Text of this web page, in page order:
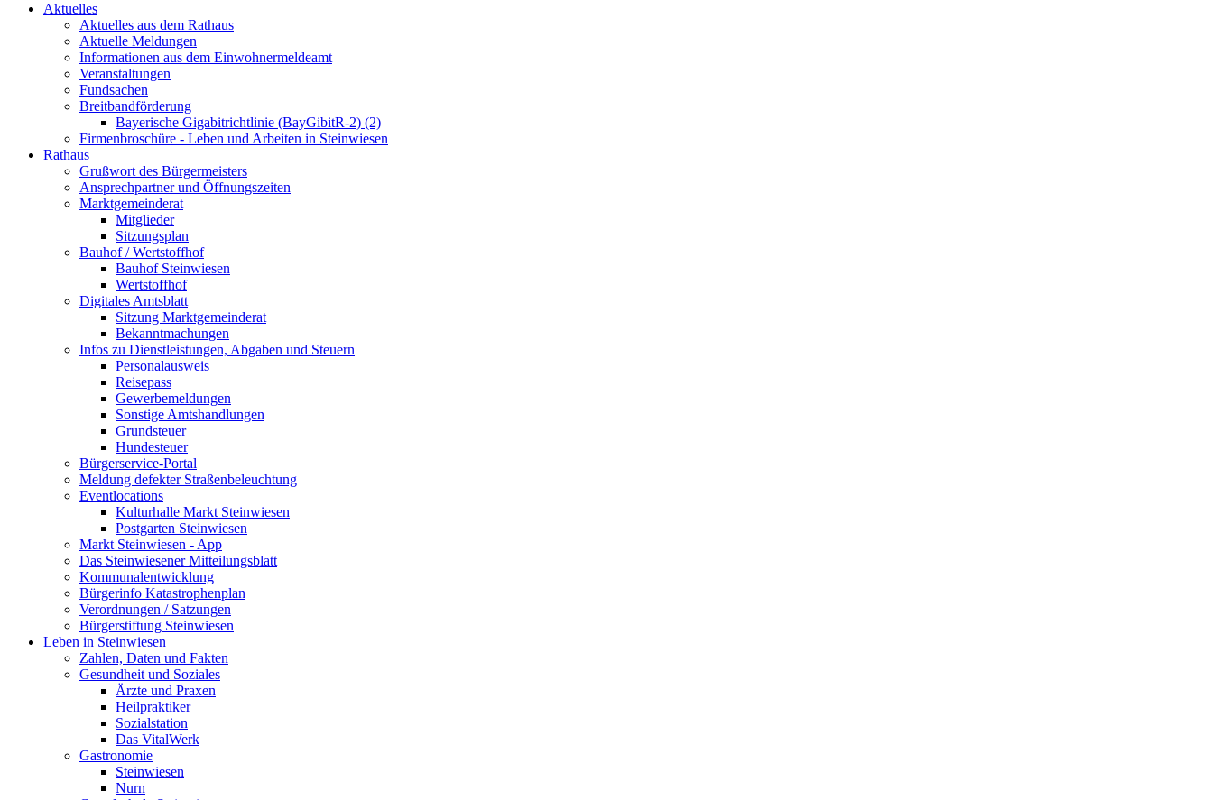
Aktuelles
Aktuelles aus dem Rathaus
Aktuelle Meldungen
Informationen aus dem Einwohnermeldeamt
Veranstaltungen
Fundsachen
Breitbandförderung
Bayerische Gigabitrichtlinie (BayGibitR-2) (2)
Firmenbroschüre - Leben und Arbeiten in Steinwiesen
Rathaus
Grußwort des Bürgermeisters
Ansprechpartner und Öffnungszeiten
Marktgemeinderat
Mitglieder
Sitzungsplan
Bauhof / Wertstoffhof
Bauhof Steinwiesen
Wertstoffhof
Digitales Amtsblatt
Sitzung Marktgemeinderat
Bekanntmachungen
Infos zu Dienstleistungen, Abgaben und Steuern
Personalausweis
Reisepass
Gewerbemeldungen
Sonstige Amtshandlungen
Grundsteuer
Hundesteuer
Bürgerservice-Portal
Meldung defekter Straßenbeleuchtung
Eventlocations
Kulturhalle Markt Steinwiesen
Postgarten Steinwiesen
Markt Steinwiesen - App
Das Steinwiesener Mitteilungsblatt
Kommunalentwicklung
Bürgerinfo Katastrophenplan
Verordnungen / Satzungen
Bürgerstiftung Steinwiesen
Leben in Steinwiesen
Zahlen, Daten und Fakten
Gesundheit und Soziales
Ärzte und Praxen
Heilpraktiker
Sozialstation
Das VitalWerk
Gastronomie
Steinwiesen
Nurn